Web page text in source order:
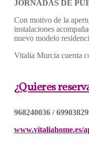
JORNADAS DE
Con motivo de la
instalaciones
nuevo modelo
Vitalia Murcia cuenta
¿Quieres
968240036 /
www.vitaliahome.es/